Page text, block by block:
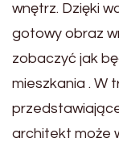
wnętrz. Dzięki
gotowy obraz
zobaczyć jak
mieszkania . W
architekt może